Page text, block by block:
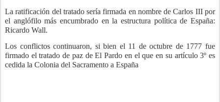
La ratificación del tratado sería firmada en nombre de Carlos III por
el anglófilo más encumbrado en la estructura política de España:
Ricardo Wall.
Los conflictos continuaron, si bien el 11 de octubre de 1777 fue
firmado el tratado de paz de El Pardo en el que en su artículo 3º es
cedida la Colonia del Sacramento a España